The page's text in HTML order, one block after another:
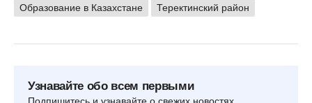
Образование в Казахстане
Теректинский район
Узнавайте обо всем первыми
Подпишитесь и узнавайте о свежих новостях